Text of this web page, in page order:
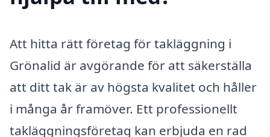
Att hitta rätt företag för takläggning i
Grönalid är avgörande för att säkerställa
att ditt tak är av högsta kvalitet och håller
i många år framöver. Ett professionellt
takläggningsföretag kan erbjuda en rad